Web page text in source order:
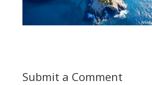
Submit a Comment